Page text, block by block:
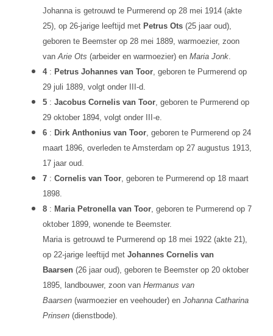
Johanna is getrouwd te Purmerend op 28 mei 1914 (akte
25), op 26-jarige leeftijd met Petrus Ots(25 jaar oud),
geboren te Beemster op 28 mei 1889, warmoezier, zoon
van Arie Ots (arbeider en warmoezier) en Maria Jonk.
4 : Petrus Johannes van Toor, geboren te Purmerend op
29 juli 1889, volgt onder III-d.
5 : Jacobus Cornelis van Toor, geboren te Purmerend op
29 oktober 1894, volgt onder III-e.
6 : Dirk Anthonius van Toor, geboren te Purmerend op 24
maart 1896, overleden te Amsterdam op 27 augustus 1913,
17 jaar oud.
7 : Cornelis van Toor, geboren te Purmerend op 18 maart
1898.
8 : Maria Petronella van Toor, geboren te Purmerend op 7
oktober 1899, wonende te Beemster.
Maria is getrouwd te Purmerend op 18 mei 1922 (akte 21),
op 22-jarige leeftijd met Johannes Cornelis van
Baarsen(26 jaar oud), geboren te Beemster op 20 oktober
1895, landbouwer, zoon van Hermanus van
Baarsen(warmoezier en veehouder) en Johanna Catharina
Prinsen(dienstbode).